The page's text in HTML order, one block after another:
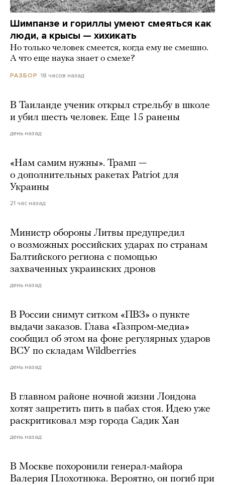
Шимпанзе и гориллы умеют смеяться как
люди, а крысы — хихикать
Но только человек смеется, когда ему не смешно.
А что еще наука знает о смехе?
РАЗБОР 18 часов назад
В Таиланде ученик открыл стрельбу в школе
и убил шесть человек. Еще 15 ранены
день назад
«Нам самим нужны». Трамп —
о дополнительных ракетах Patriot для
Украины
21 час назад
Министр обороны Литвы предупредил
о возможных российских ударах по странам
Балтийского региона с помощью
захваченных украинских дронов
день назад
В России снимут ситком «ПВЗ» о пункте
выдачи заказов. Глава «Газпром-медиа»
сообщил об этом на фоне регулярных ударов
ВСУ по складам Wildberries
день назад
В главном районе ночной жизни Лондона
хотят запретить пить в пабах стоя. Идею уже
раскритиковал мэр города Садик Хан
день назад
В Москве похоронили генерал-майора
Валерия Плохотнюка. Вероятно, он погиб при